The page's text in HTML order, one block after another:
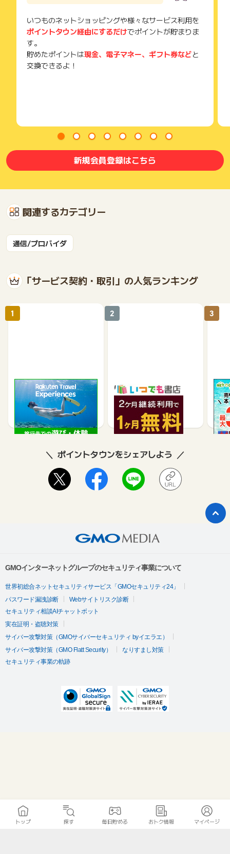
いつものネットショッピングや様々なサービス利用を
ポイントタウン経由にするだけでポイントが貯まりま
す。
貯めたポイントは現金、電子マネー、ギフト券などと
交換できるよ！
新規会員登録はこちら
関連するカテゴリー
通信/プロバイダ
「サービス契約・取引」の人気ランキング
楽天トラベル観光体験
2.5%
1
いつでも書店
990
2
【
買取
3
ポイントタウンをシェアしよう
GMOインターネットグループのセキュリティ事業について
世界初総合ネットセキュリティサービス「GMOセキュリティ24」
パスワード漏洩診断
Webサイトリスク診断
セキュリティ相談AIチャットボット
実在証明・盗聴対策
サイバー攻撃対策（GMOサイバーセキュリティ byイエラエ）
サイバー攻撃対策（GMO Flatt Security）
なりすまし対策
セキュリティ事業の軌跡
トップ 探す 毎日貯める おトク情報 マイページ